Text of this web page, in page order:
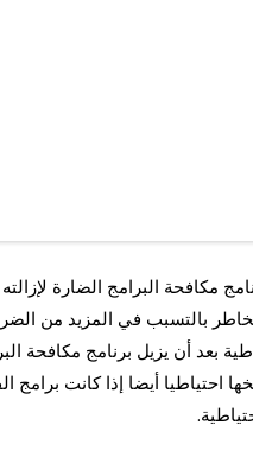
بعد أن يزيل برنامج مكافحة
احتياطيا أيضا إذا كانت